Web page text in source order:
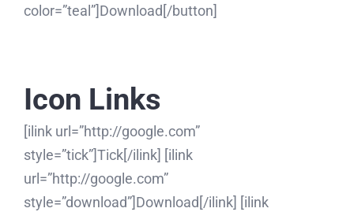
color=”teal”]Download[/button]
Icon Links
[ilink url=”http://google.com”
style=”tick”]Tick[/ilink] [ilink
url=”http://google.com”
style=”download”]Download[/ilink] [ilink